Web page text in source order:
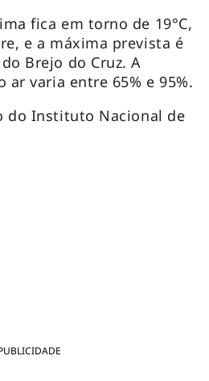
fica em torno de 19°C,
e a máxima prevista é
Brejo do Cruz. A
ar varia entre 65% e 95%.
do Instituto Nacional de